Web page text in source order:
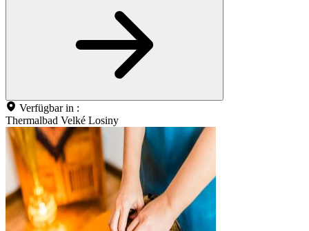
Verfügbar in :
Thermalbad Velké Losiny